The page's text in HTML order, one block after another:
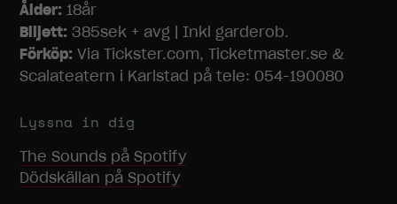
Ålder: 18år
Biljett: 385sek + avg | Inkl garderob.
Förköp: Via Tickster.com, Ticketmaster.se &
Scalateatern i Karlstad på tele: 054-190080
Lyssna in dig
The Sounds på Spotify
Dödskällan på Spotify
hemsidan.